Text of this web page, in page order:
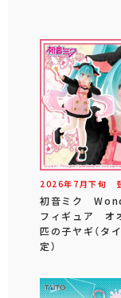
2026年 7 月下旬
初音ミク
フィギュア オ
匹の子ヤギ（タ
定）